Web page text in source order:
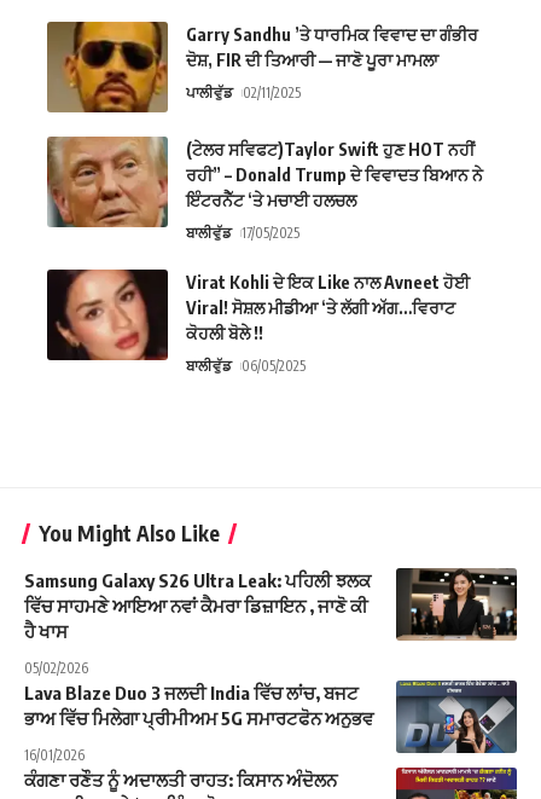
Garry Sandhu ’ਤੇ ਧਾਰਮਿਕ ਵਿਵਾਦ ਦਾ ਗੰਭੀਰ
ਦੋਸ਼, FIR ਦੀ ਤਿਆਰੀ — ਜਾਣੋ ਪੂਰਾ ਮਾਮਲਾ
ਪਾਲੀਵੁੱਡ 02/11/2025
(ਟੇਲਰ ਸਵਿਫਟ)Taylor Swift ਹੁਣ HOT ਨਹੀਂ
ਰਹੀ” – Donald Trump ਦੇ ਵਿਵਾਦਤ ਬਿਆਨ ਨੇ
ਇੰਟਰਨੈੱਟ ‘ਤੇ ਮਚਾਈ ਹਲਚਲ
ਬਾਲੀਵੁੱਡ 17/05/2025
Virat Kohli ਦੇ ਇਕ Like ਨਾਲ Avneet ਹੋਈ
Viral! ਸੋਸ਼ਲ ਮੀਡੀਆ ‘ਤੇ ਲੱਗੀ ਅੱਗ…ਵਿਰਾਟ
ਕੋਹਲੀ ਬੋਲੇ !!
ਬਾਲੀਵੁੱਡ 06/05/2025
You Might Also Like
Samsung Galaxy S26 Ultra Leak: ਪਹਿਲੀ ਝਲਕ
ਵਿੱਚ ਸਾਹਮਣੇ ਆਇਆ ਨਵਾਂ ਕੈਮਰਾ ਡਿਜ਼ਾਇਨ , ਜਾਣੋ ਕੀ
ਹੈ ਖਾਸ
05/02/2026
Lava Blaze Duo 3 ਜਲਦੀ India ਵਿੱਚ ਲਾਂਚ, ਬਜਟ
ਭਾਅ ਵਿੱਚ ਮਿਲੇਗਾ ਪ੍ਰੀਮੀਅਮ 5G ਸਮਾਰਟਫੋਨ ਅਨੁਭਵ
16/01/2026
ਕੰਗਣਾ ਰਣੌਤ ਨੂੰ ਅਦਾਲਤੀ ਰਾਹਤ: ਕਿਸਾਨ ਅੰਦੋਲਨ